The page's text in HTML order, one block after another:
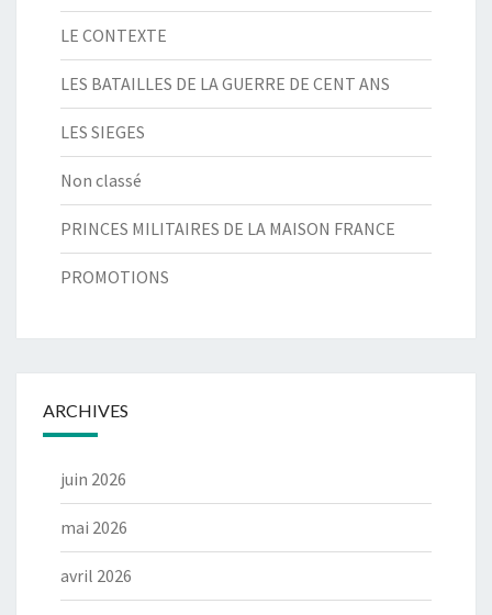
LE CONTEXTE
LES BATAILLES DE LA GUERRE DE CENT ANS
LES SIEGES
Non classé
PRINCES MILITAIRES DE LA MAISON FRANCE
PROMOTIONS
ARCHIVES
juin 2026
mai 2026
avril 2026